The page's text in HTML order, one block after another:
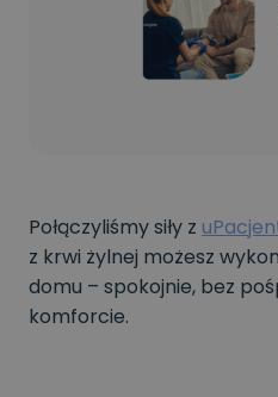
Połączyliśmy siły z
z krwi żylnej możesz
domu – spokojnie, bez
komforcie.